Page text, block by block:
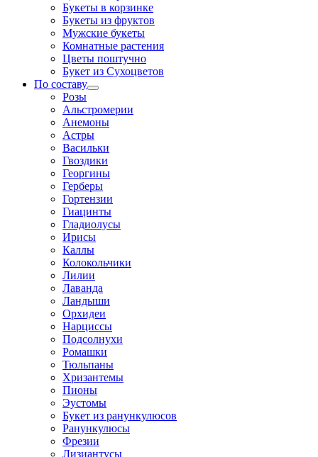
Букеты в корзинке
Букеты из фруктов
Мужские букеты
Комнатные растения
Цветы поштучно
Букет из Сухоцветов
По составу
Розы
Альстромерии
Анемоны
Астры
Васильки
Гвоздики
Георгины
Герберы
Гортензии
Гиацинты
Гладиолусы
Ирисы
Каллы
Колокольчики
Лилии
Лаванда
Ландыши
Орхидеи
Нарциссы
Подсолнухи
Ромашки
Тюльпаны
Хризантемы
Пионы
Эустомы
Букет из ранункулюсов
Ранункулюсы
Фрезии
Лизиантусы